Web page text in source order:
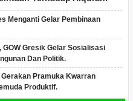
Menganti Gelar Pembinaan
GOW Gresik Gelar Sosialisasi
Dan Politik.
Pramuka Kwarran
Produktif.